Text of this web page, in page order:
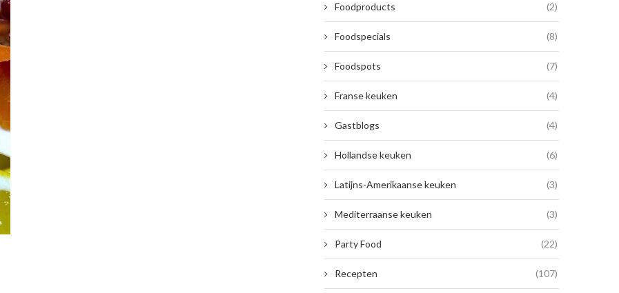
Foodproducts (2)
Foodspecials (8)
Foodspots (7)
Franse keuken (4)
Gastblogs (4)
Hollandse keuken (6)
Latijns-Amerikaanse keuken (3)
Mediterraanse keuken (3)
Party Food (22)
Recepten (107)